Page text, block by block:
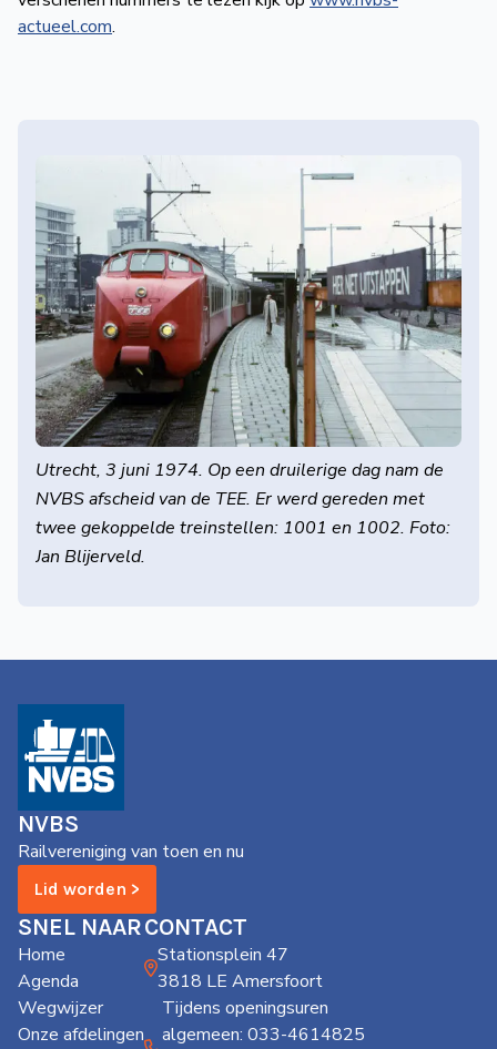
actueel.com.
Utrecht, 3 juni 1974. Op een druilerige dag nam de
NVBS afscheid van de TEE. Er werd gereden met
twee gekoppelde treinstellen: 1001 en 1002. Foto:
Jan Blijerveld.
NVBS
Railvereniging van toen en nu
Lid worden >
SNEL NAAR
Home
Agenda
Wegwijzer
Onze afdelingen
CONTACT
Stationsplein 47
3818 LE Amersfoort
Tijdens openingsuren
algemeen: 033-4614825